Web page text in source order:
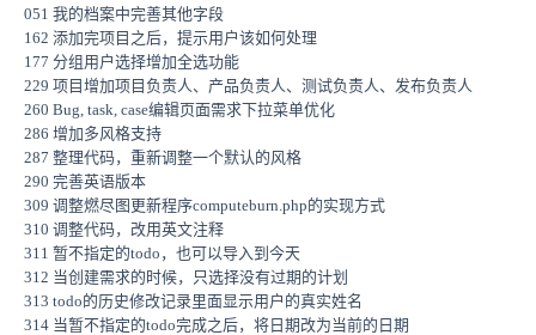
051 我的档案中完善其他字段
162 添加完项目之后，提示用户该如何处理
177 分组用户选择增加全选功能
229 项目增加项目负责人、产品负责人、测试负责人、发布负责人
260 Bug, task, case编辑页面需求下拉菜单优化
286 增加多风格支持
287 整理代码，重新调整一个默认的风格
290 完善英语版本
309 调整燃尽图更新程序computeburn.php的实现方式
310 调整代码，改用英文注释
311 暂不指定的todo，也可以导入到今天
312 当创建需求的时候，只选择没有过期的计划
313 todo的历史修改记录里面显示用户的真实姓名
314 当暂不指定的todo完成之后，将日期改为当前的日期